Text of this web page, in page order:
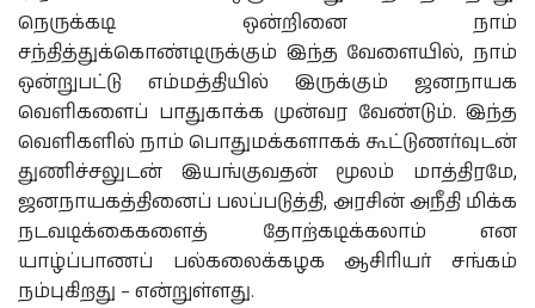
நெருக்கடி ஒன்றினை நாம்
சந்தித்துக்கொண்டிருக்கும் இந்த வேளையில், நாம்
ஒன்றுபட்டு எம்மத்தியில் இருக்கும் ஜனநாயக
வெளிகளைப் பாதுகாக்க முன்வர வேண்டும். இந்த
வெளிகளில் நாம் பொதுமக்களாகக் கூட்டுணர்வுடன்
துணிச்சலுடன் இயங்குவதன் மூலம் மாத்திரமே,
ஜனநாயகத்தினைப் பலப்படுத்தி, அரசின் அநீதி மிக்க
நடவடிக்கைகளைத் தோற்கடிக்கலாம் என
யாழ்ப்பாணப் பல்கலைக்கழக ஆசிரியர் சங்கம்
நம்புகிறது – என்றுள்ளது.